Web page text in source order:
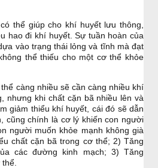
thể giúp cho khí huyết lưu thông,
hao đi khí huyết. Sự tuần hoàn của
vào trạng thái lỏng và tĩnh mà đạt
thể thiếu cho một cơ thể khỏe
càng nhiều sẽ cần càng nhiều khí
nhưng khi chất cặn bã nhiều lên và
giảm thiểu khí huyết, cái đó sẽ dẫn
cũng chính là cơ lý khiến con người
người muốn khỏe mạnh không già
chất cặn bã trong cơ thể; 2) Tăng
các đường kinh mạch; 3) Tăng